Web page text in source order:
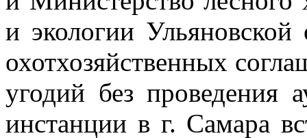
и экологии Ульяновской
охотхозяйственных
угодий без проведения
инстанции в г. Самара